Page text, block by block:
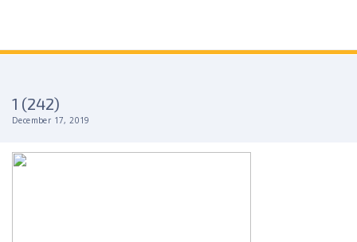
1 (242)
December 17, 2019